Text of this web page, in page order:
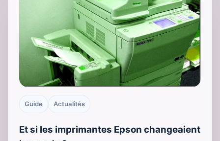
Guide Actualités
Et si les imprimantes Epson changeaient